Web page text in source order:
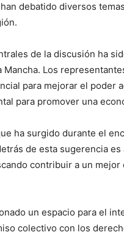
debatido diversos
de la discusión ha
Mancha. Los
para mejorar el poder
para promover una
ha surgido durante el
de esta sugerencia
contribuir a un
un espacio para el
colectivo con los